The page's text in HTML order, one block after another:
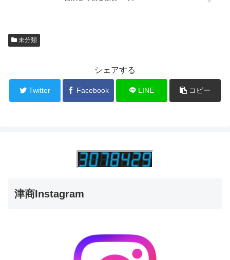
未分類
シェアする
Twitter Facebook LINE コピー
津商Instagram